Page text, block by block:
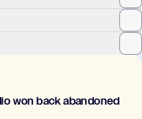
won back abandoned